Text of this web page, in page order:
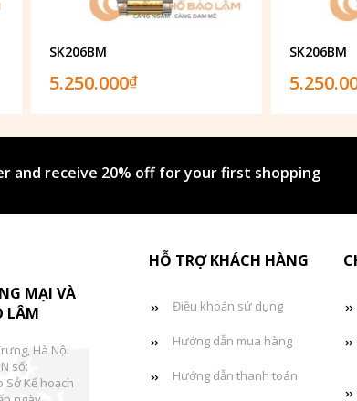
SK206BM
5.250.000₫
SK206BM
and receive 20% off for your first shopping
MẠI VÀ
LÂM
Hà Nội
số:
Sở Kế hoạch
HỖ TRỢ KHÁCH HÀNG
Điều khoản sử dụng
Hướng dẫn mua hàng
Hướng dẫn thanh toán